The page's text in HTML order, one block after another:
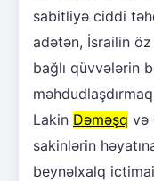
sabitliyə ciddi
adətən, İsrailin
bağlı qüvvələrin
Lakin Dəməşq və
sakinlərin
beynəlxalq